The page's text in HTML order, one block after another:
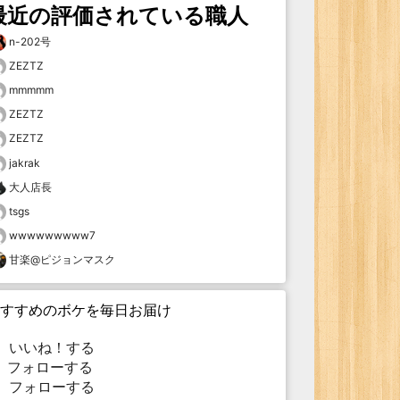
近の評価されている職人
n-202号
ZEZTZ
mmmmm
ZEZTZ
ZEZTZ
jakrak
大人店長
tsgs
wwwwwwwww7
甘楽@ピジョンマスク
すめのボケを毎日お届け
いいね！する
ォローする
フォローする